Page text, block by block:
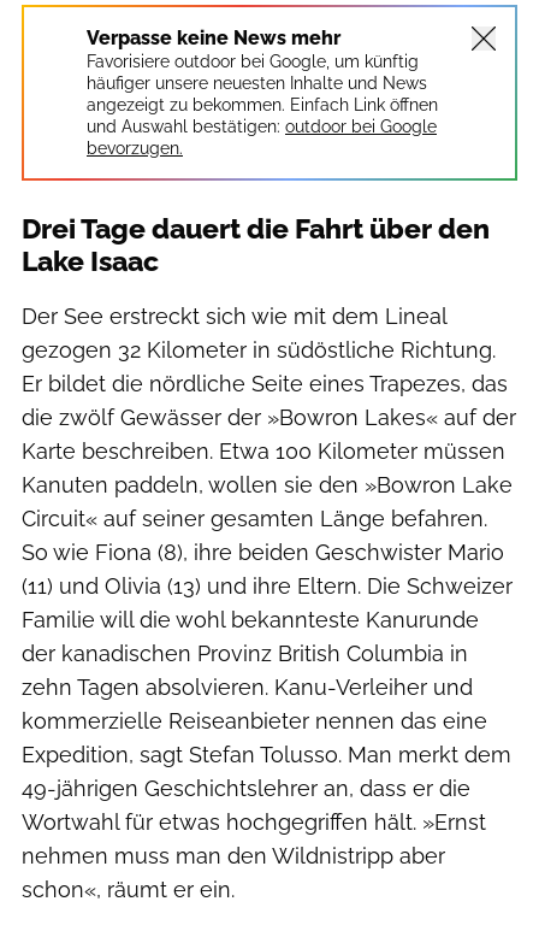
Verpasse keine News mehr
Favorisiere outdoor bei Google, um künftig
häufiger unsere neuesten Inhalte und News
angezeigt zu bekommen. Einfach Link öffnen
und Auswahl bestätigen: outdoor bei Google
bevorzugen.
Drei Tage dauert die Fahrt über den
Lake Isaac
Der See erstreckt sich wie mit dem Lineal
gezogen 32 Kilometer in südöstliche Richtung.
Er bildet die nördliche Seite eines Trapezes, das
die zwölf Gewässer der »Bowron Lakes« auf der
Karte beschreiben. Etwa 100 Kilometer müssen
Kanuten paddeln, wollen sie den »Bowron Lake
Circuit« auf seiner gesamten Länge befahren.
So wie Fiona (8), ihre beiden Geschwister Mario
(11) und Olivia (13) und ihre Eltern. Die Schweizer
Familie will die wohl bekannteste Kanurunde
der kanadischen Provinz British Columbia in
zehn Tagen absolvieren. Kanu-Verleiher und
kom­merzielle Reiseanbieter nennen das eine
Expedition, sagt Stefan Tolusso. Man merkt dem
49-jährigen Geschichtslehrer an, dass er die
Wortwahl für etwas hochgegriffen hält. »Ernst
nehmen muss man den Wildnistripp aber
schon«, räumt er ein.